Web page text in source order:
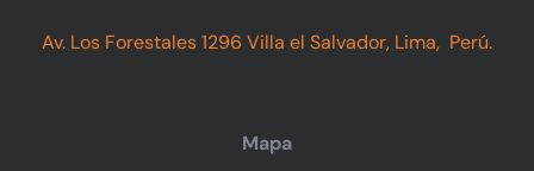
Av. Los Forestales 1296 Villa el Salvador, Lima, Perú.
Mapa